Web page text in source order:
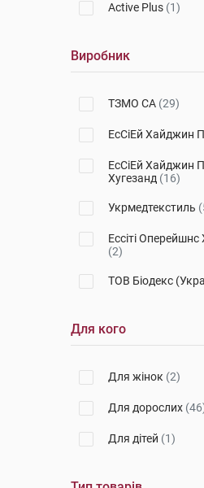
Active Plus (1)
Виробник
ТЗМО СА (29)
ЕсСіЕй Хайджин
ЕсСіЕй Хайджин
Хугезанд (16)
Укрмедтекстиль
Ессіті
(2)
ТОВ Біодекс
Для кого
Для жінок (2)
Для дорослих
Для дітей (1)